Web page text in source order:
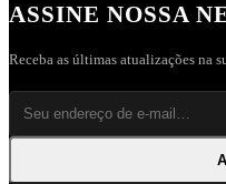
ASSINE NOSSA
Receba as últimas atualizações na